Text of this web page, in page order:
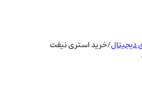
دیجیتال/خرید استری نیفت